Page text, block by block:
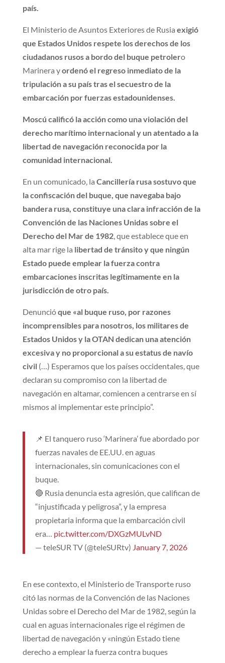
país.
El Ministerio de Asuntos Exteriores de Rusia exigió
que Estados Unidos respete los derechos de los
ciudadanos rusos a bordo del buque petrolero
Marinera yordenó el regreso inmediato de la
tripulación a su país tras el secuestro de la
embarcación por fuerzas estadounidenses.
Moscú calificó la acción como una violación del
derecho marítimo internacional y un atentado a la
libertad de navegación reconocida por la
comunidad internacional.
En un comunicado, la Cancillería rusa sostuvo que
la confiscación del buque, que navegaba bajo
bandera rusa, constituye una clara infracción de la
Convención de las Naciones Unidas sobre el
Derecho del Mar de 1982, que establece que en
alta mar rige la libertad de tránsito y que ningún
Estado puede emplear la fuerza contra
embarcaciones inscritas legítimamente en la
jurisdicción de otro país.
Denuncióque «al buque ruso, por razones
incomprensibles para nosotros, los militares de
Estados Unidos y la OTAN dedican una atención
excesiva y no proporcional a su estatus de navío
civil(…) Esperamos que los países occidentales, que
declaran su compromiso con la libertad de
navegación en altamar, comiencen a centrarse en sí
mismos al implementar este principio”.
📌 El tanquero ruso ‘Marinera’ fue abordado por
fuerzas navales de EE.UU. en aguas
internacionales, sin comunicaciones con el
buque.
🔴 Rusia denuncia esta agresión, que califican de
“injustificada y peligrosa”, y la empresa
propietaria informa que la embarcación civil
era… pic.twitter.com/DXGzMULvND
— teleSUR TV (@teleSURtv) January 7, 2026
En ese contexto, el Ministerio de Transporte ruso
citó las normas de la Convención de las Naciones
Unidas sobre el Derecho del Mar de 1982, según la
cual en aguas internacionales rige el régimen de
libertad de navegación y «ningún Estado tiene
derecho a emplear la fuerza contra buques